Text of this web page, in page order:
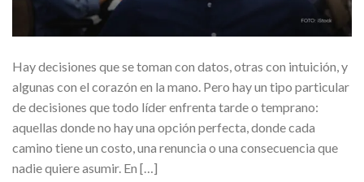
Hay decisiones que se toman con datos, otras con intuición, y
algunas con el corazón en la mano. Pero hay un tipo particular
de decisiones que todo líder enfrenta tarde o temprano:
aquellas donde no hay una opción perfecta, donde cada
camino tiene un costo, una renuncia o una consecuencia que
nadie quiere asumir. En […]